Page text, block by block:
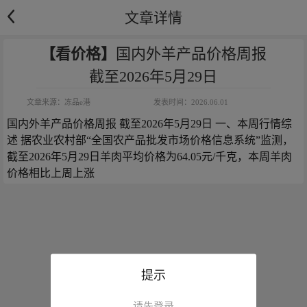
文章详情
【看价格】
国内外羊产品价格周报
截至2026年5月29日
文章来源： 冻品e港 发表时间： 2026.06.01
国内外羊产品价格周报 截至2026年5月29日 一、本周行情综
述 据农业农村部“全国农产品批发市场价格信息系统”监测，
截至2026年5月29日羊肉平均价格为64.05元/千克，本周羊肉
价格相比上周上涨
提示